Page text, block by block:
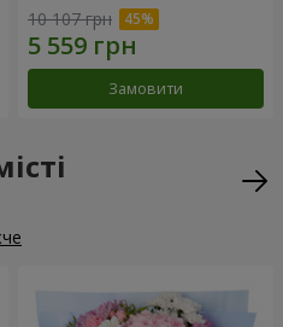
10 107 грн
Замовити